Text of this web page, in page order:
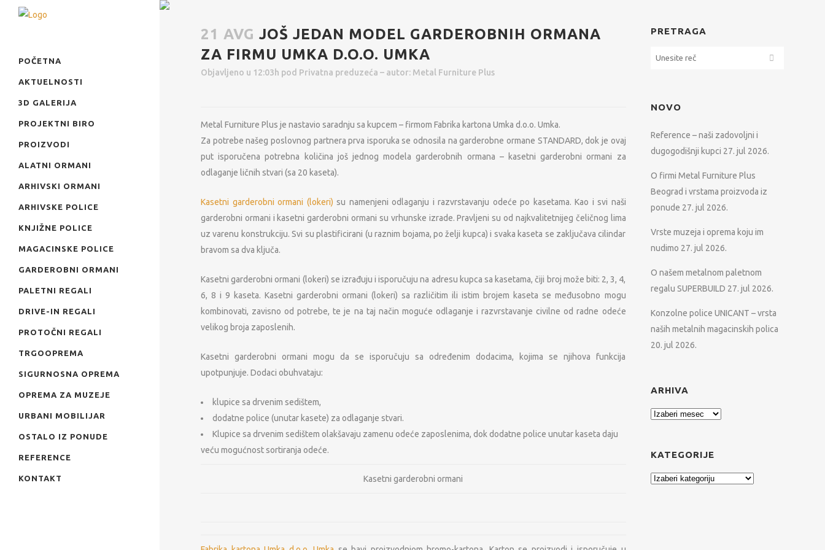
POČETNA
AKTUELNOSTI
3D GALERIJA
PROJEKTNI BIRO
PROIZVODI
ALATNI ORMANI
ARHIVSKI ORMANI
ARHIVSKE POLICE
KNJIŽNE POLICE
MAGACINSKE POLICE
GARDEROBNI ORMANI
PALETNI REGALI
DRIVE-IN REGALI
PROTOČNI REGALI
TRGOOPREMA
SIGURNOSNA OPREMA
OPREMA ZA MUZEJE
URBANI MOBILIJAR
OSTALO IZ PONUDE
REFERENCE
KONTAKT
21 AVG JOŠ JEDAN MODEL GARDEROBNIH ORMANA
ZA FIRMU UMKA D.O.O. UMKA
Objavljeno u 12:03h pod Privatna preduzeća – autor: Metal Furniture Plus
Metal Furniture Plus je nastavio saradnju sa kupcem – firmom Fabrika kartona Umka d.o.o. Umka.
Za potrebe našeg poslovnog partnera prva isporuka se odnosila na garderobne ormane STANDARD, dok je ovaj
put isporučena potrebna količina još jednog modela garderobnih ormana – kasetni garderobni ormani za
odlaganje ličnih stvari (sa 20 kaseta).
Kasetni garderobni ormani (lokeri) su namenjeni odlaganju i razvrstavanju odeće po kasetama. Kao i svi naši
garderobni ormani i kasetni garderobni ormani su vrhunske izrade. Pravljeni su od najkvalitetnijeg čeličnog lima
uz varenu konstrukciju. Svi su plastificirani (u raznim bojama, po želji kupca) i svaka kaseta se zaključava cilindar
bravom sa dva ključa.
Kasetni garderobni ormani (lokeri) se izrađuju i isporučuju na adresu kupca sa kasetama, čiji broj može biti: 2, 3, 4,
6, 8 i 9 kaseta. Kasetni garderobni ormani (lokeri) sa različitim ili istim brojem kaseta se međusobno mogu
kombinovati, zavisno od potrebe, te je na taj način moguće odlaganje i razvrstavanje civilne od radne odeće
velikog broja zaposlenih.
Kasetni garderobni ormani mogu da se isporučuju sa određenim dodacima, kojima se njihova funkcija
upotpunjuje. Dodaci obuhvataju:
klupice sa drvenim sedištem,
dodatne police (unutar kasete) za odlaganje stvari.
Klupice sa drvenim sedištem olakšavaju zamenu odeće zaposlenima, dok dodatne police unutar kaseta daju
veću mogućnost sortiranja odeće.
Kasetni garderobni ormani
PRETRAGA
NOVO
Reference – naši zadovoljni i
dugogodišnji kupci 27. jul 2026.
O firmi Metal Furniture Plus
Beograd i vrstama proizvoda iz
ponude 27. jul 2026.
Vrste muzeja i oprema koju im
nudimo 27. jul 2026.
O našem metalnom paletnom
regalu SUPERBUILD 27. jul 2026.
Konzolne police UNICANT – vrsta
naših metalnih magacinskih polica
20. jul 2026.
ARHIVA
Arhiva
KATEGORIJE
Kategorije
opreme
Oprema za muzeje